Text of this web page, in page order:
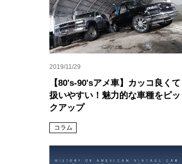
2019/11/29
【80's-90'sアメ車】カッコ良くて
扱いやすい！魅力的な車種をピッ
クアップ
コラム